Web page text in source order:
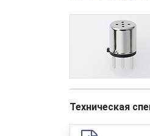
Техническая